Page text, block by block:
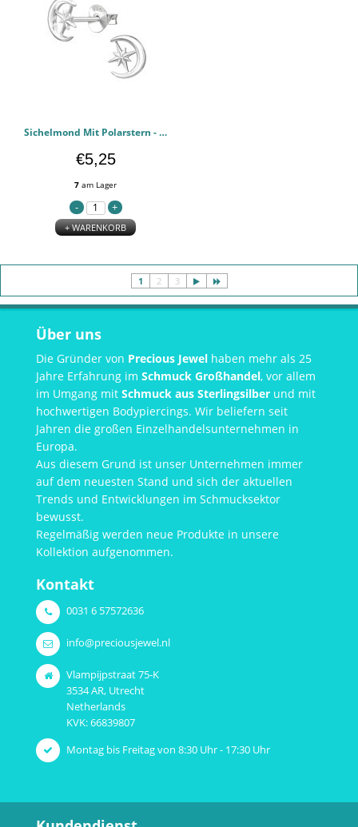
Sichelmond Mit Polarstern - 925er Sterling Silber Einfache Ohrstecker PCJW50680
€5,25
7 am Lager
+ WARENKORB
1 2 3
Über uns
Die Gründer von Precious Jewel haben mehr als 25
Jahre Erfahrung im Schmuck Großhandel, vor allem
im Umgang mit Schmuck aus Sterlingsilber und mit
hochwertigen Bodypiercings. Wir beliefern seit
Jahren die großen Einzelhandelsunternehmen in
Europa.
Aus diesem Grund ist unser Unternehmen immer
auf dem neuesten Stand und sich der aktuellen
Trends und Entwicklungen im Schmucksektor
bewusst.
Regelmäßig werden neue Produkte in unsere
Kollektion aufgenommen.
Kontakt
0031 6 57572636
info@preciousjewel.nl
Vlampijpstraat 75-K
3534 AR, Utrecht
Netherlands
KVK: 66839807
Montag bis Freitag von 8:30 Uhr - 17:30 Uhr